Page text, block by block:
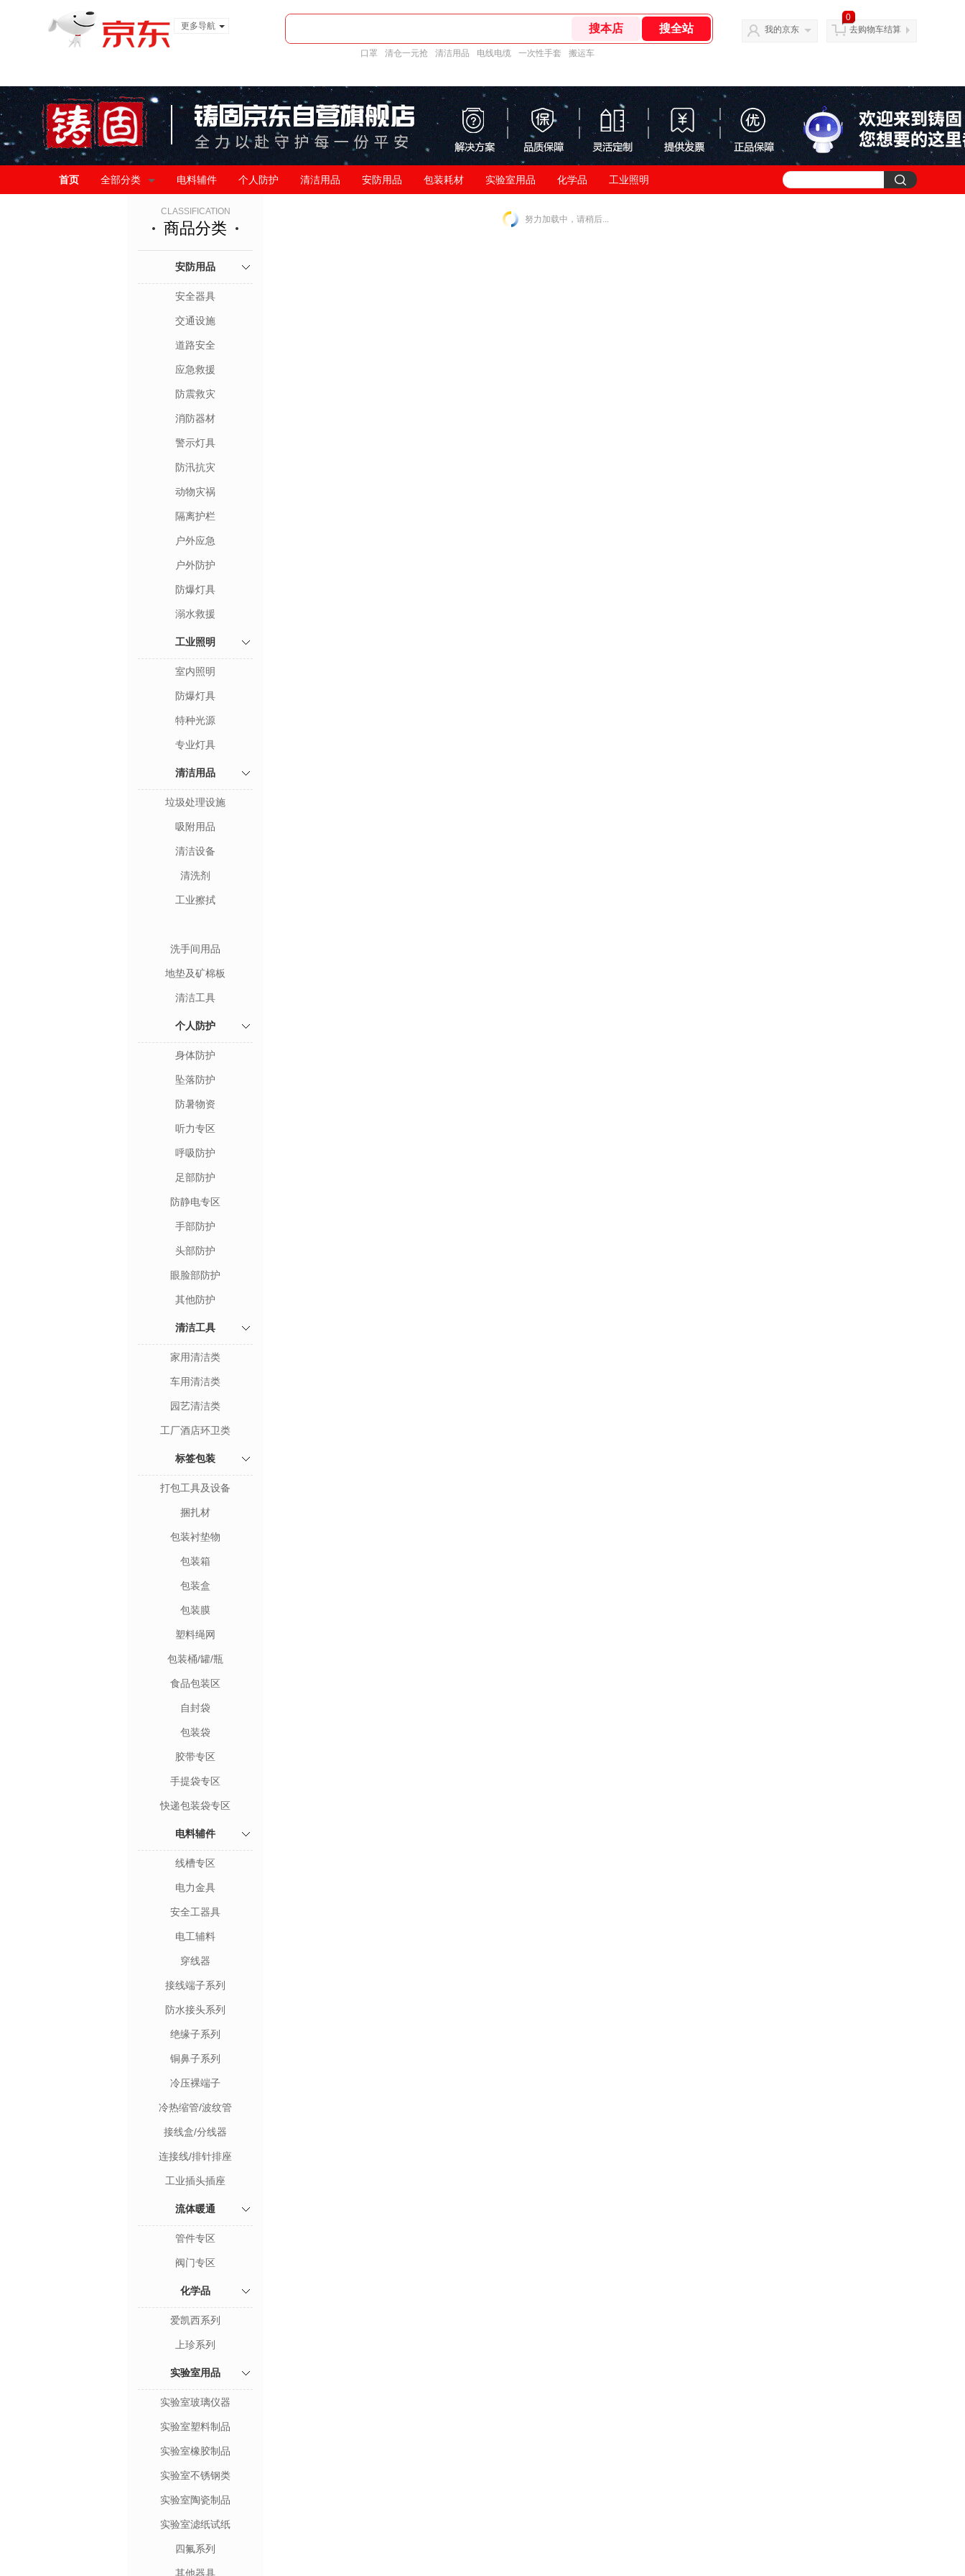
更多导航
口罩 清仓一元抢 清洁用品 电线电缆 一次性手套 搬运车
我的京东
0
去购物车结算
首页 全部分类 电料辅件 个人防护 清洁用品 安防用品 包装耗材 实验室用品 化学品 工业照明
CLASSIFICATION
商品分类
安防用品
安全器具
交通设施
道路安全
应急救援
防震救灾
消防器材
警示灯具
防汛抗灾
动物灾祸
隔离护栏
户外应急
户外防护
防爆灯具
溺水救援
工业照明
室内照明
防爆灯具
特种光源
专业灯具
清洁用品
垃圾处理设施
吸附用品
清洁设备
清洗剂
工业擦拭
洗手间用品
地垫及矿棉板
清洁工具
个人防护
身体防护
坠落防护
防暑物资
听力专区
呼吸防护
足部防护
防静电专区
手部防护
头部防护
眼脸部防护
其他防护
清洁工具
家用清洁类
车用清洁类
园艺清洁类
工厂酒店环卫类
标签包装
打包工具及设备
捆扎材
包装衬垫物
包装箱
包装盒
包装膜
塑料绳网
包装桶/罐/瓶
食品包装区
自封袋
包装袋
胶带专区
手提袋专区
快递包装袋专区
电料辅件
线槽专区
电力金具
安全工器具
电工辅料
穿线器
接线端子系列
防水接头系列
绝缘子系列
铜鼻子系列
冷压裸端子
冷热缩管/波纹管
接线盒/分线器
连接线/排针排座
工业插头插座
流体暖通
管件专区
阀门专区
化学品
爱凯西系列
上珍系列
实验室用品
实验室玻璃仪器
实验室塑料制品
实验室橡胶制品
实验室不锈钢类
实验室陶瓷制品
实验室滤纸试纸
四氟系列
其他器具
努力加载中，请稍后...